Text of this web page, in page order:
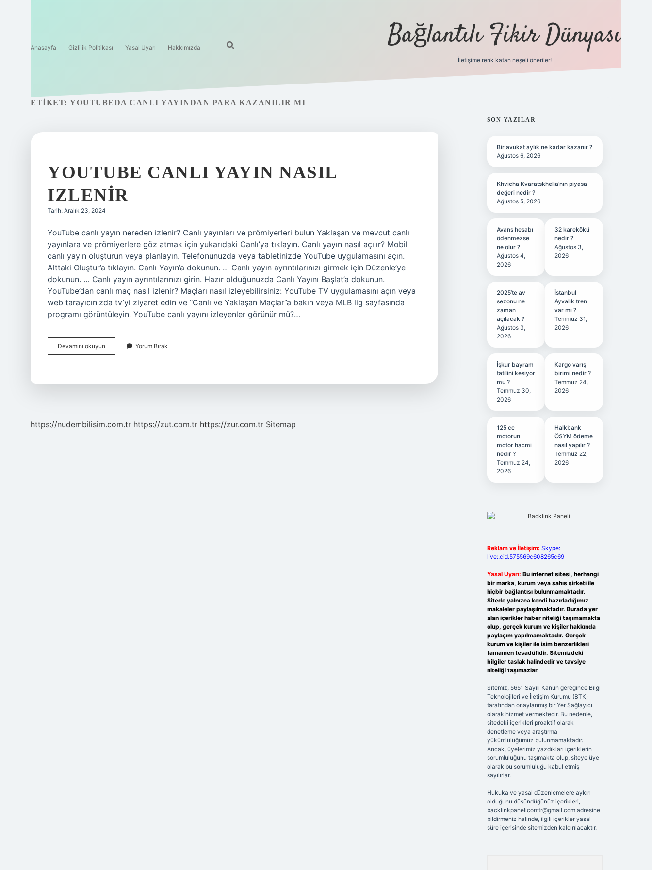
Anasayfa Gizlilik Politikası Yasal Uyarı Hakkımızda Bağlantılı Fikir Dünyası
İletişime renk katan neşeli öneriler!
ETIKET: YOUTUBEDA CANLI YAYINDAN PARA KAZANILIR MI
YOUTUBE CANLI YAYIN NASIL
IZLENIR
Tarih: Aralık 23, 2024
YouTube canlı yayın nereden izlenir? Canlı yayınları ve prömiyerleri bulun Yaklaşan ve mevcut canlı
yayınlara ve prömiyerlere göz atmak için yukarıdaki Canlı’ya tıklayın. Canlı yayın nasıl açılır? Mobil
canlı yayın oluşturun veya planlayın. Telefonunuzda veya tabletinizde YouTube uygulamasını açın.
Alttaki Oluştur’a tıklayın. Canlı Yayın’a dokunun. … Canlı yayın ayrıntılarınızı girmek için Düzenle’ye
dokunun. … Canlı yayın ayrıntılarınızı girin. Hazır olduğunuzda Canlı Yayını Başlat’a dokunun.
YouTube’dan canlı maç nasıl izlenir? Maçları nasıl izleyebilirsiniz: YouTube TV uygulamasını açın veya
web tarayıcınızda tv’yi ziyaret edin ve “Canlı ve Yaklaşan Maçlar”a bakın veya MLB lig sayfasında
programı görüntüleyin. YouTube canlı yayını izleyenler görünür mü?…
Devamını okuyun Youtube
Canlı
Yorum Bırak
https://nudembilisim.com.tr https://zut.com.tr https://zur.com.tr Sitemap
SIDEBAR
SON YAZILAR
Bir avukat aylık ne kadar kazanır ?
Ağustos 6, 2026
Khvicha Kvaratskhelia’nın piyasa
değeri nedir ?
Ağustos 5, 2026
Avans hesabı
ödenmezse
ne olur ?
Ağustos 4,
2026
32 karekökü
nedir ?
Ağustos 3,
2026
2025’te av
sezonu ne
zaman
açılacak ?
Ağustos 3,
2026
İstanbul
Ayvalık tren
var mı ?
Temmuz 31,
2026
İşkur bayram
tatilini kesiyor
mu ?
Temmuz 30,
2026
Kargo varış
birimi nedir ?
Temmuz 24,
2026
125 cc
motorun
motor hacmi
nedir ?
Temmuz 24,
2026
Halkbank
ÖSYM ödeme
nasıl yapılır ?
Temmuz 22,
2026
Reklam ve İletişim: Skype:
live:.cid.575569c608265c69
Yasal Uyarı: Bu internet sitesi, herhangi
bir marka, kurum veya şahıs şirketi ile
hiçbir bağlantısı bulunmamaktadır.
Sitede yalnızca kendi hazırladığımız
makaleler paylaşılmaktadır. Burada yer
alan içerikler haber niteliği taşımamakta
olup, gerçek kurum ve kişiler hakkında
paylaşım yapılmamaktadır. Gerçek
kurum ve kişiler ile isim benzerlikleri
tamamen tesadüfidir. Sitemizdeki
bilgiler taslak halindedir ve tavsiye
niteliği taşımazlar.
Sitemiz, 5651 Sayılı Kanun gereğince Bilgi
Teknolojileri ve İletişim Kurumu (BTK)
tarafından onaylanmış bir Yer Sağlayıcı
olarak hizmet vermektedir. Bu nedenle,
sitedeki içerikleri proaktif olarak
denetleme veya araştırma
yükümlülüğümüz bulunmamaktadır.
Ancak, üyelerimiz yazdıkları içeriklerin
sorumluluğunu taşımakta olup, siteye üye
olarak bu sorumluluğu kabul etmiş
sayılırlar.
Hukuka ve yasal düzenlemelere aykırı
olduğunu düşündüğünüz içerikleri,
backlinkpanelicomtr@gmail.comadresine
bildirmeniz halinde, ilgili içerikler yasal
süre içerisinde sitemizden kaldırılacaktır.